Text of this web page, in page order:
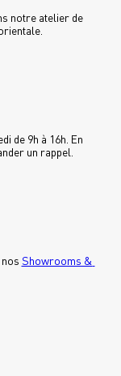
notre atelier de
de 9h à 16h. En
un rappel.
Showrooms &